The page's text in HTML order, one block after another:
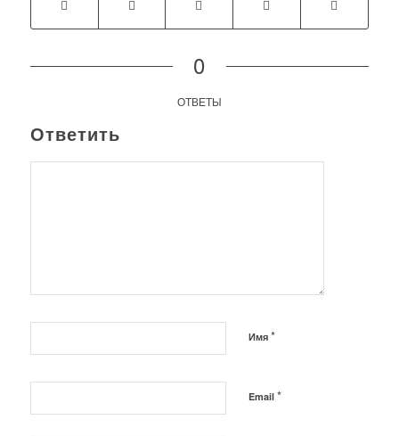
0
ОТВЕТЫ
Ответить
Имя *
Email *